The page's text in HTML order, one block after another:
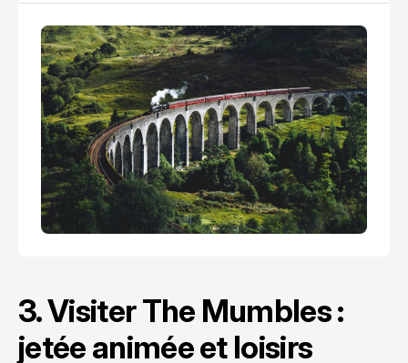
renommée de cette nation celtique.
3. Visiter The Mumbles :
jetée animée et loisirs